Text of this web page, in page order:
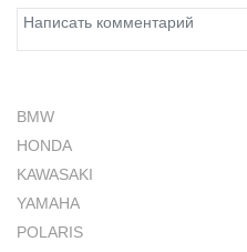
BMW
HONDA
KAWASAKI
YAMAHA
POLARIS